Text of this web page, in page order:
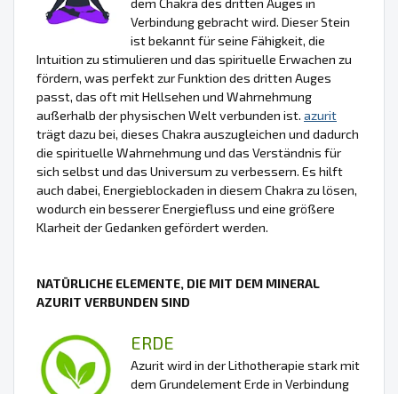
dem Chakra des dritten Auges in
Verbindung gebracht wird. Dieser Stein
ist bekannt für seine Fähigkeit, die
Intuition zu stimulieren und das spirituelle Erwachen zu
fördern, was perfekt zur Funktion des dritten Auges
passt, das oft mit Hellsehen und Wahrnehmung
außerhalb der physischen Welt verbunden ist. azurit
trägt dazu bei, dieses Chakra auszugleichen und dadurch
die spirituelle Wahrnehmung und das Verständnis für
sich selbst und das Universum zu verbessern. Es hilft
auch dabei, Energieblockaden in diesem Chakra zu lösen,
wodurch ein besserer Energiefluss und eine größere
Klarheit der Gedanken gefördert werden.
NATÜRLICHE ELEMENTE, DIE MIT DEM MINERAL
AZURIT VERBUNDEN SIND
ERDE
Azurit wird in der Lithotherapie stark mit
dem Grundelement Erde in Verbindung